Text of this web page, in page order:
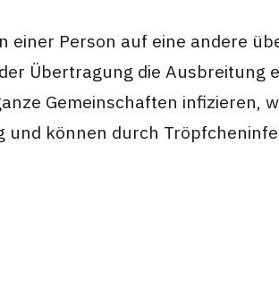
einer Person auf eine andere
Übertragung die
Gemeinschaften infizieren,
können durch